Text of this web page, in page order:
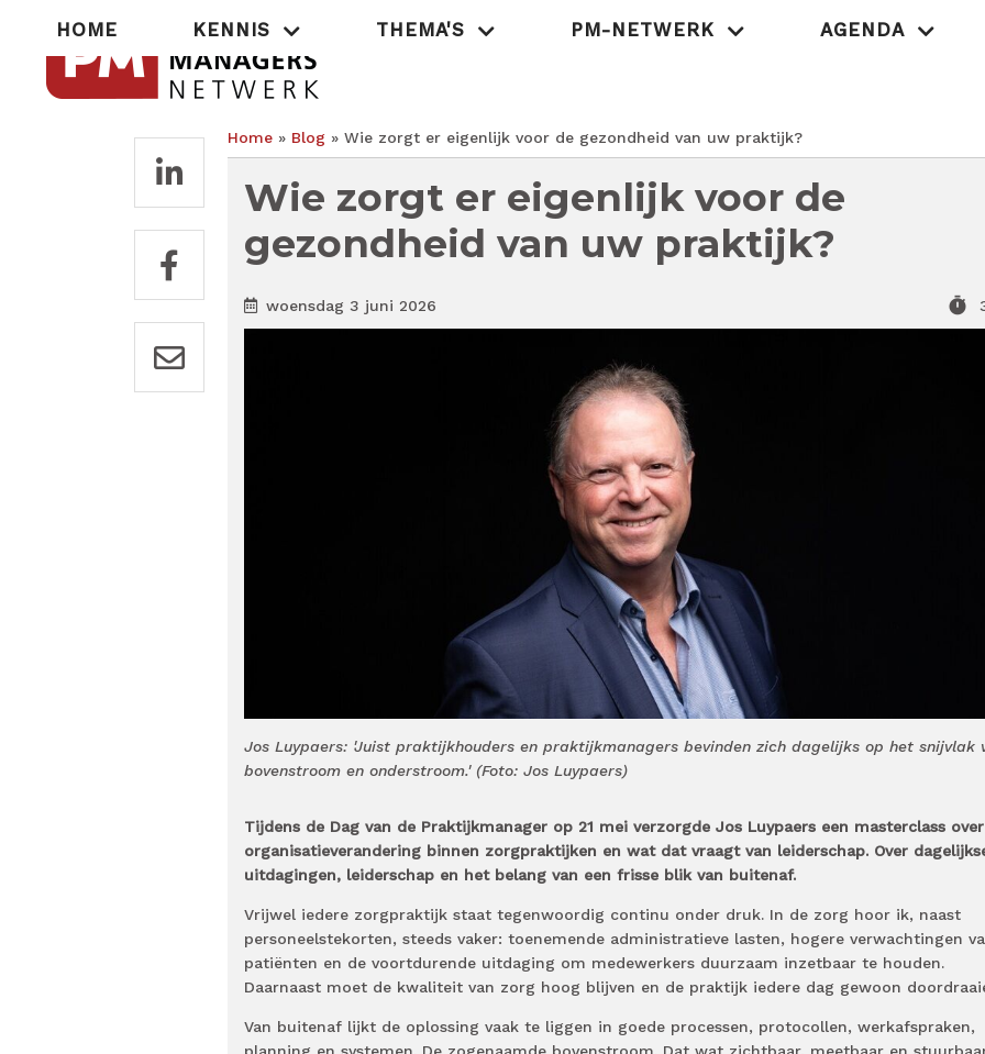
Hoofdnavigatie
HOME KENNIS THEMA'S PM-NETWERK AGENDA
Kruimelpad
Home Blog Wie zorgt er eigenlijk voor de gezondheid van uw praktijk?
Wie zorgt er eigenlijk voor de
gezondheid van uw praktijk?
woensdag 3 juni 2026 timer
Jos Luypaers: 'Juist praktijkhouders en praktijkmanagers bevinden zich dagelijks op het snijvlak
bovenstroom en onderstroom.' (Foto: Jos Luypaers)
Tijdens de Dag van de Praktijkmanager op 21 mei verzorgde Jos Luypaers een masterclass over
organisatieverandering binnen zorgpraktijken en wat dat vraagt van leiderschap. Over
uitdagingen, leiderschap en het belang van een frisse blik van buitenaf.
Vrijwel iedere zorgpraktijk staat tegenwoordig continu onder druk. In de zorg hoor ik, naast
personeelstekorten, steeds vaker: toenemende administratieve lasten, hogere verwachtingen
patiënten en de voortdurende uitdaging om medewerkers duurzaam inzetbaar te houden.
Daarnaast moet de kwaliteit van zorg hoog blijven en de praktijk iedere dag gewoon
Van buitenaf lijkt de oplossing vaak te liggen in goede processen, protocollen, werkafspraken,
planning en systemen. De zogenaamde bovenstroom. Dat wat zichtbaar, meetbaar en